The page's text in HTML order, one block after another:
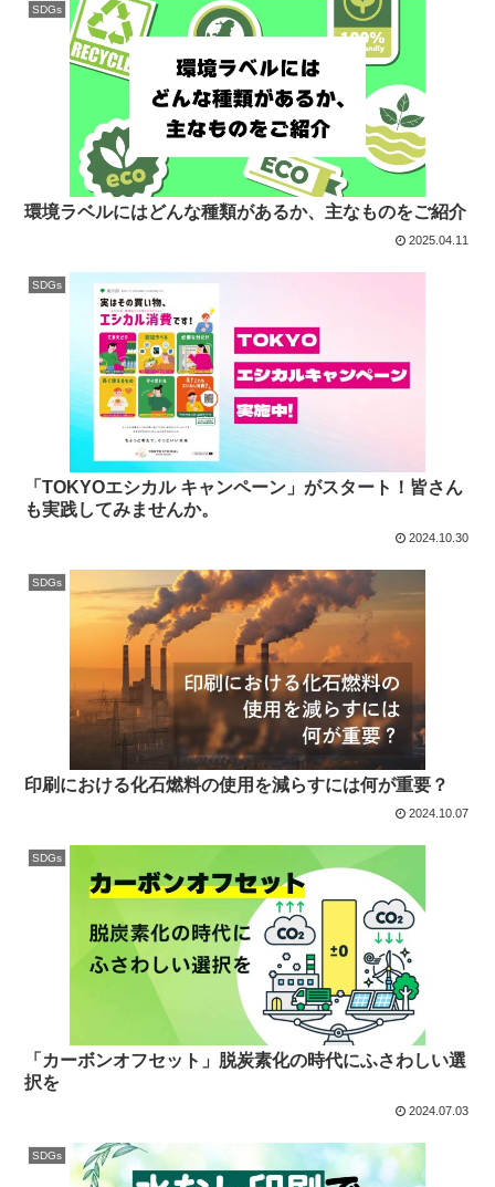
SDGs
環境ラベルにはどんな種類があるか、主なものをご紹介
2025.04.11
SDGs
「TOKYOエシカル キャンペーン」がスタート！皆さん
も実践してみませんか。
2024.10.30
SDGs
印刷における化石燃料の使用を減らすには何が重要？
2024.10.07
SDGs
「カーボンオフセット」脱炭素化の時代にふさわしい選
択を
2024.07.03
SDGs